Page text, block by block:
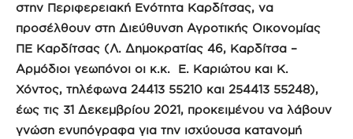
στην Περιφερειακή Ενότητα Καρδίτσας, να
προσέλθουν στη Διεύθυνση Αγροτικής Οικονομίας
ΠΕ Καρδίτσας (Λ. Δημοκρατίας 46, Καρδίτσα –
Αρμόδιοι γεωπόνοι οι κ.κ. Ε. Καριώτου και Κ.
Χόντος, τηλέφωνα 24413 55210 και 254413 55248),
έως τις 31 Δεκεμβρίου 2021, προκειμένου να λάβουν
γνώση ενυπόγραφα για την ισχύουσα κατανομή